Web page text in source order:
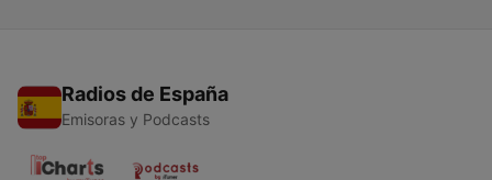
Radios de España
Emisoras y Podcasts